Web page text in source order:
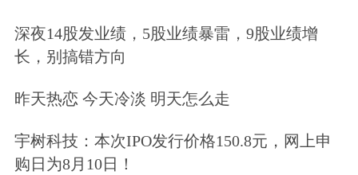
深夜14股发业绩，5股业绩暴雷，9股业绩增
长，别搞错方向
昨天热恋 今天冷淡 明天怎么走
宇树科技：本次IPO发行价格150.8元，网上申
购日为8月10日！